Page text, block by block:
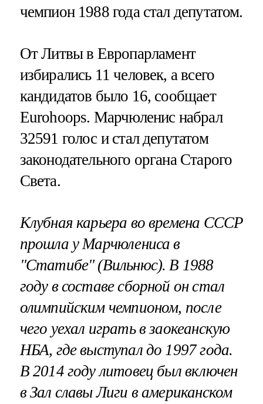
чемпион 1988 года стал депутатом.
От Литвы в Европарламент
избирались 11 человек, а всего
кандидатов было 16, сообщает
Eurohoops. Марчюленис набрал
32591 голос и стал депутатом
законодательного органа Старого
Света.
Клубная карьера во времена СССР
прошла у Марчюлениса в
"Статибе" (Вильнюс). В 1988
году в составе сборной он стал
олимпийским чемпионом, после
чего уехал играть в заокеанскую
НБА, где выступал до 1997 года.
В 2014 году литовец был включен
в Зал славы Лиги в американском